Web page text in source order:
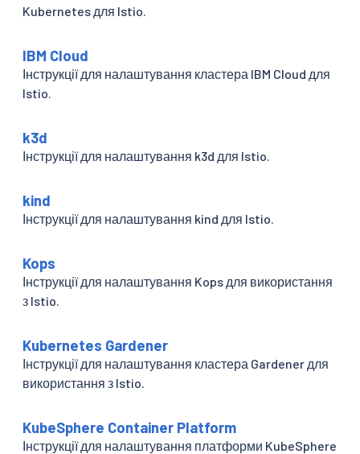
Kubernetes для Istio.
IBM Cloud
Інструкції для налаштування кластера IBM Cloud для
Istio.
k3d
Інструкції для налаштування k3d для Istio.
kind
Інструкції для налаштування kind для Istio.
Kops
Інструкції для налаштування Kops для використання
з Istio.
Kubernetes Gardener
Інструкції для налаштування кластера Gardener для
використання з Istio.
KubeSphere Container Platform
Інструкції для налаштування платформи KubeSphere